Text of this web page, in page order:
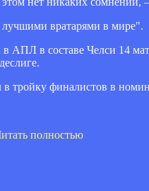
вратарями в мире".
АПЛ в составе Челси 14
тройку финалистов в
полностью